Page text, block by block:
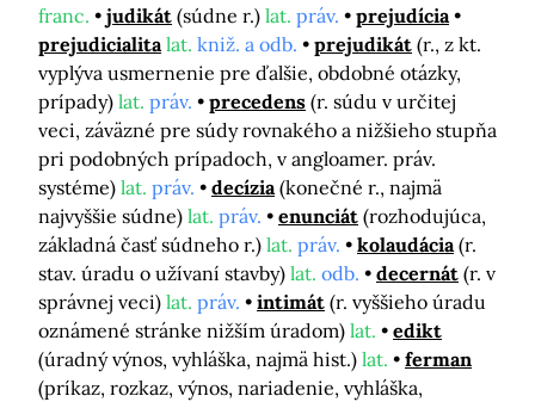
franc. judikát (súdne r.) lat. práv.
prejudícia
prejudicialita lat. kniž. a odb. prejudikát (r., z kt.
vyplýva usmernenie pre ďalšie, obdobné otázky,
prípady) lat. práv. precedens (r. súdu v určitej
veci, záväzné pre súdy rovnakého a nižšieho stupňa
pri podobných prípadoch, v angloamer. práv.
systéme) lat. práv. decízia (konečné r., najmä
najvyššie súdne) lat. práv. enunciát (rozhodujúca,
základná časť súdneho r.) lat. práv. kolaudácia (r.
stav. úradu o užívaní stavby) lat. odb. decernát (r. v
správnej veci) lat. práv. intimát (r. vyššieho úradu
oznámené stránke nižším úradom) lat.
edikt
(úradný výnos, vyhláška, najmä hist.) lat.
ferman
(príkaz, rozkaz, výnos, nariadenie, vyhláška,